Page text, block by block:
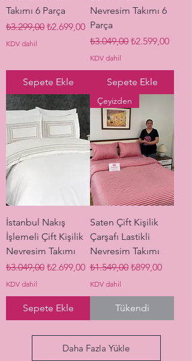
Takımı 6 Parça
Normal Fiyat
₺3.299,00 İndirimli Fiyat
₺2.699,00
KDV dahil
Sepete Ekle
Nevresim Takımı 6
Parça
Normal Fiyat
₺3.049,00 İndirimli Fiyat
₺2.599,00
KDV dahil
Sepete Ekle
İstanbul Nakış
İşlemeli Çift Kişilik
Nevresim Takımı
Normal Fiyat
₺3.049,00 İndirimli Fiyat
₺2.699,00
KDV dahil
Sepete Ekle
Çeyizden
Saten Çift Kişilik
Çarşafı Lastikli
Nevresim Takımı
Normal Fiyat
₺1.549,00 İndirimli Fiyat
₺899,00
KDV dahil
Tükendi
Daha Fazla Yükle